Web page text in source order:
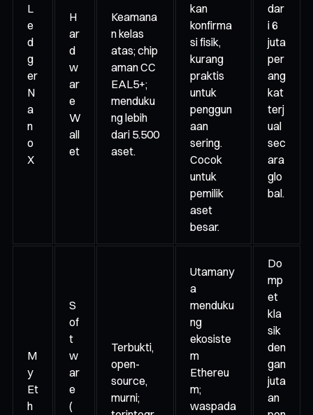
L
e
d
g
er
N
a
n
o
X
H
ar
d
w
ar
e
W
all
et
Keamana
n kelas
atas; chip
aman CC
EAL5+;
menduku
ng lebih
dari 5.500
aset.
kan
konfirma
si fisik,
kurang
praktis
untuk
penggun
aan
sering.
Cocok
untuk
pemilik
aset
besar.
dar
i 6
juta
per
ang
kat
terj
ual
sec
ara
glo
bal.
M
y
Et
h
S
of
t
w
ar
e
(
Terbukti,
open-
source,
murni;
Utamany
a
menduku
ng
ekosiste
m
Ethereu
m;
waspada
Do
mp
et
kla
sik
den
gan
juta
an